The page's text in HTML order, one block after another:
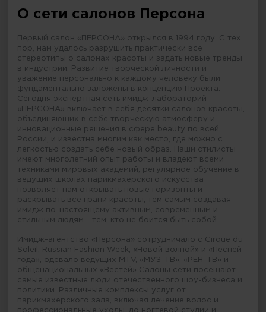
О сети салонов Персона
Первый салон «ПЕРСОНА» открылся в 1994 году. С тех
пор, нам удалось разрушить практически все
стереотипы о салонах красоты и задать новые тренды
в индустрии. Развитие творческой личности и
уважение персонально к каждому человеку были
фундаментально заложены в концепцию Проекта.
Сегодня экспертная сеть имидж-лабораторий
«ПЕРСОНА» включает в себя десятки салонов красоты,
объединяющих в себе творческую атмосферу и
инновационные решения в сфере beauty по всей
России, и известна многим как место, где можно с
легкостью создать себе новый образ. Наши стилисты
имеют многолетний опыт работы и владеют всеми
техниками мировых академий, регулярное обучение в
ведущих школах парикмахерского искусства
позволяет нам открывать новые горизонты и
раскрывать все грани красоты, тем самым создавая
имидж по-настоящему активным, современным и
стильным людям - тем, кто не боится быть собой.
Имидж-агентство «Персона» сотрудничало с Cirque du
Soleil, Russian Fashion Week, «Новой волной» и «Песней
года», одевало ведущих MTV, «МУЗ-ТВ», «РЕН-ТВ» и
общенациональных «Вестей» Салоны сети посещают
самые известные люди отечественного шоу-бизнеса и
политики. Различные комплексы услуг от
парикмахерского зала, включая лечение волос и
профессиональные уходы, до ногтевой студии и